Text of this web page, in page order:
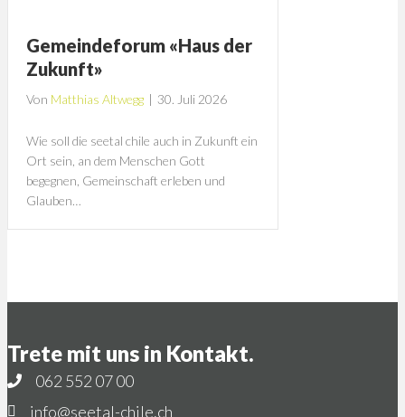
Gemeindeforum «Haus der
Zukunft»
Von Matthias Altwegg | 30. Juli 2026
Wie soll die seetal chile auch in Zukunft ein
Ort sein, an dem Menschen Gott
begegnen, Gemeinschaft erleben und
Glauben…
Trete mit uns in Kontakt.
062 552 07 00
info@seetal-chile.ch